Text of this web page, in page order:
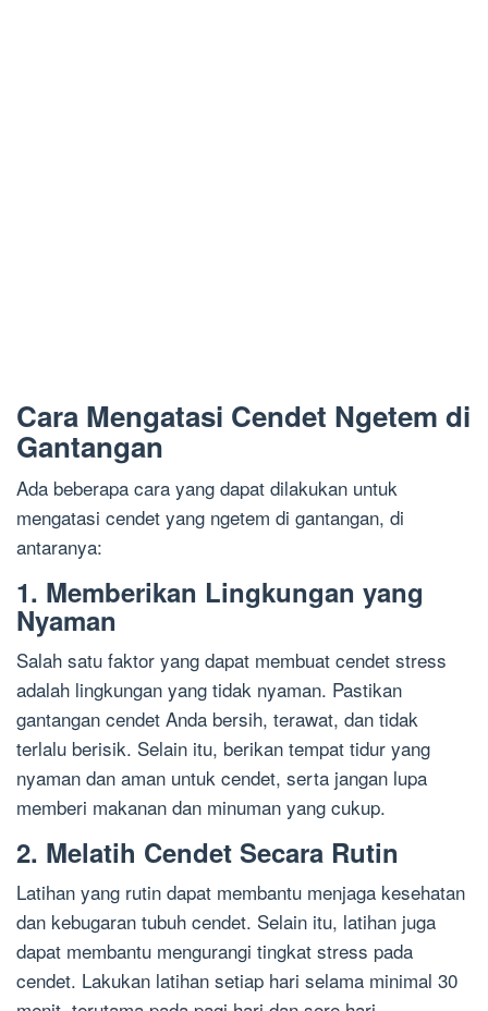
Cara Mengatasi Cendet Ngetem di
Gantangan
Ada beberapa cara yang dapat dilakukan untuk
mengatasi cendet yang ngetem di gantangan, di
antaranya:
1. Memberikan Lingkungan yang
Nyaman
Salah satu faktor yang dapat membuat cendet stress
adalah lingkungan yang tidak nyaman. Pastikan
gantangan cendet Anda bersih, terawat, dan tidak
terlalu berisik. Selain itu, berikan tempat tidur yang
nyaman dan aman untuk cendet, serta jangan lupa
memberi makanan dan minuman yang cukup.
2. Melatih Cendet Secara Rutin
Latihan yang rutin dapat membantu menjaga kesehatan
dan kebugaran tubuh cendet. Selain itu, latihan juga
dapat membantu mengurangi tingkat stress pada
cendet. Lakukan latihan setiap hari selama minimal 30